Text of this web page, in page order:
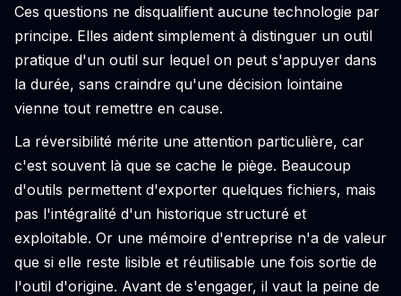
Ces questions ne disqualifient aucune technologie par
principe. Elles aident simplement à distinguer un outil
pratique d'un outil sur lequel on peut s'appuyer dans
la durée, sans craindre qu'une décision lointaine
vienne tout remettre en cause.
La réversibilité mérite une attention particulière, car
c'est souvent là que se cache le piège. Beaucoup
d'outils permettent d'exporter quelques fichiers, mais
pas l'intégralité d'un historique structuré et
exploitable. Or une mémoire d'entreprise n'a de valeur
que si elle reste lisible et réutilisable une fois sortie de
l'outil d'origine. Avant de s'engager, il vaut la peine de